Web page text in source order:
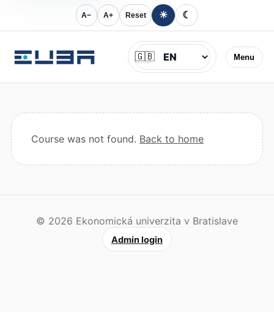
A− A+ Reset ☀ ☾
Menu
Jazyk
🇬🇧
Course was not found. Back to home
© 2026 Ekonomická univerzita v Bratislave
Admin login